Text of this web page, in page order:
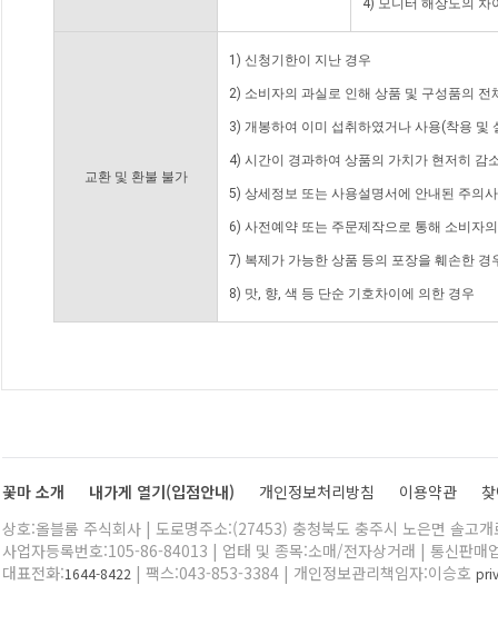
4) 모니터 해상도의 차
교환 및 환불 불가
1) 신청기한이 지난 경우
2) 소비자의 과실로 인해 상품 및 구성품의
3) 개봉하여 이미 섭취하였거나 사용(착용 및
4) 시간이 경과하여 상품의 가치가 현저히 감
5) 상세정보 또는 사용설명서에 안내된 주의
6) 사전예약 또는 주문제작으로 통해 소비자
7) 복제가 가능한 상품 등의 포장을 훼손한 경
8) 맛, 향, 색 등 단순 기호차이에 의한 경우
꽃마 소개 내가게 열기(입점안내) 개인정보처리방침 이용약관
상호:올블룸 주식회사 | 도로명주소:(27453) 충청북도 충주시 노은면 솔고
사업자등록번호:105-86-84013 | 업태 및 종목:소매/전자상거래 | 통신판매
대표전화:1644-8422 | 팩스:043-853-3384 | 개인정보관리책임자:이승호